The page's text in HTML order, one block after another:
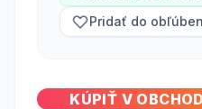
Pridať do
KÚPIŤ V